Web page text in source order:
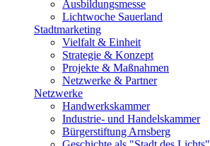
Ausbildungsmesse
Lichtwoche Sauerland
Stadtmarketing
Vielfalt & Einheit
Strategie & Konzept
Projekte & Maßnahmen
Netzwerke & Partner
Netzwerke
Handwerkskammer
Industrie- und Handelskammer
Bürgerstiftung Arnsberg